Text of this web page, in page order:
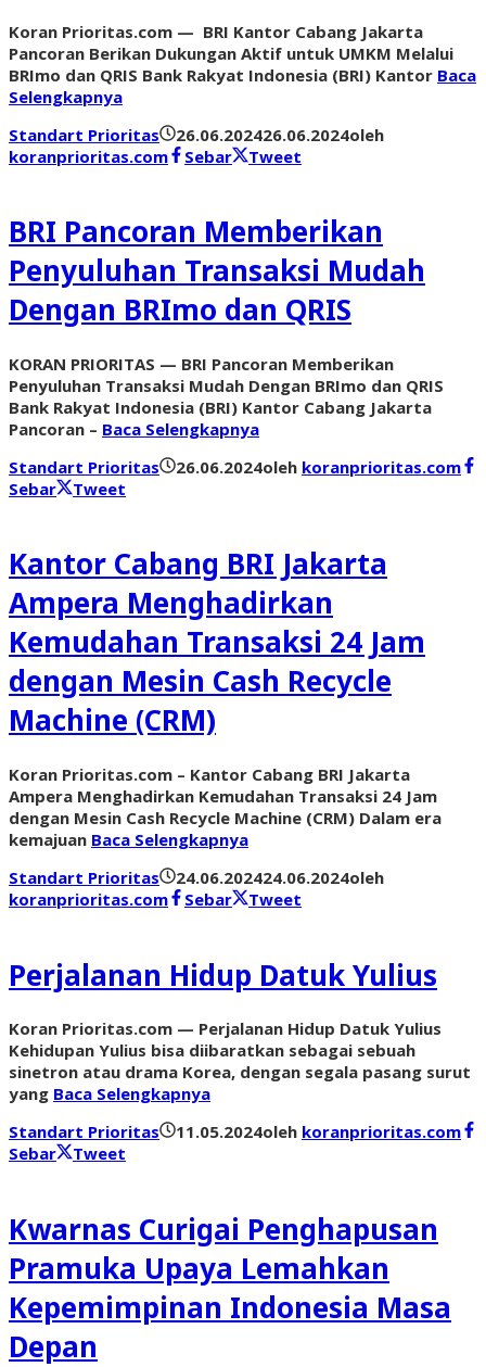
Koran Prioritas.com — BRI Kantor Cabang Jakarta
Pancoran Berikan Dukungan Aktif untuk UMKM Melalui
BRImo dan QRIS Bank Rakyat Indonesia (BRI) Kantor Baca
Selengkapnya
Standart Prioritas
26.06.202426.06.2024oleh
koranprioritas.com
Sebar Tweet
BRI Pancoran Memberikan
Penyuluhan Transaksi Mudah
Dengan BRImo dan QRIS
KORAN PRIORITAS — BRI Pancoran Memberikan
Penyuluhan Transaksi Mudah Dengan BRImo dan QRIS
Bank Rakyat Indonesia (BRI) Kantor Cabang Jakarta
Pancoran – Baca Selengkapnya
Standart Prioritas
26.06.2024oleh koranprioritas.com
Sebar
Tweet
Kantor Cabang BRI Jakarta
Ampera Menghadirkan
Kemudahan Transaksi 24 Jam
dengan Mesin Cash Recycle
Machine (CRM)
Koran Prioritas.com – Kantor Cabang BRI Jakarta
Ampera Menghadirkan Kemudahan Transaksi 24 Jam
dengan Mesin Cash Recycle Machine (CRM) Dalam era
kemajuan Baca Selengkapnya
Standart Prioritas
24.06.202424.06.2024oleh
koranprioritas.com
Sebar Tweet
Perjalanan Hidup Datuk Yulius
Koran Prioritas.com — Perjalanan Hidup Datuk Yulius
Kehidupan Yulius bisa diibaratkan sebagai sebuah
sinetron atau drama Korea, dengan segala pasang surut
yang Baca Selengkapnya
Standart Prioritas
11.05.2024oleh koranprioritas.com
Sebar
Tweet
Kwarnas Curigai Penghapusan
Pramuka Upaya Lemahkan
Kepemimpinan Indonesia Masa
Depan